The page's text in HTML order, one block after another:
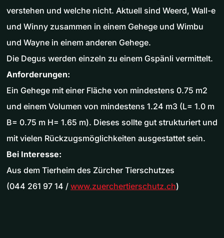
verstehen und welche nicht. Aktuell sind Weerd, Wall-e
und Winny zusammen in einem Gehege und Wimbu
und Wayne in einem anderen Gehege.
Die Degus werden einzeln zu einem Gspänli vermittelt.
Anforderungen:
Ein Gehege mit einer Fläche von mindestens 0.75 m2
und einem Volumen von mindestens 1.24 m3 (L= 1.0 m
B= 0.75 m H= 1.65 m). Dieses sollte gut strukturiert und
mit vielen Rückzugsmöglichkeiten ausgestattet sein.
Bei Interesse:
Aus dem Tierheim des Zürcher Tierschutzes
(044 261 97 14 / www.zuerchertierschutz.ch)